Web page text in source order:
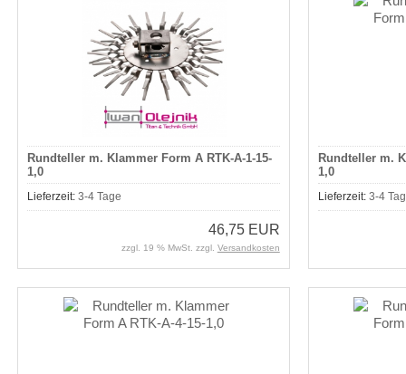
Rundteller m. Klammer Form A RTK-A-1-15-
1,0
Lieferzeit:3-4 Tage
46,75 EUR
zzgl. 19 % MwSt. zzgl. Versandkosten
Rundteller m.
1,0
Lieferzeit: 3-4